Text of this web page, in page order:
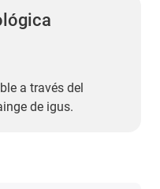
a través del
de igus.